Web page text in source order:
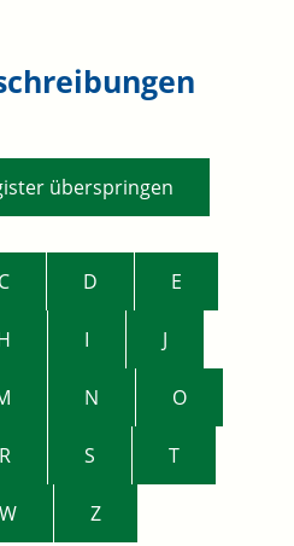
überspringen
C D E
I J
N O
R S T
W Z